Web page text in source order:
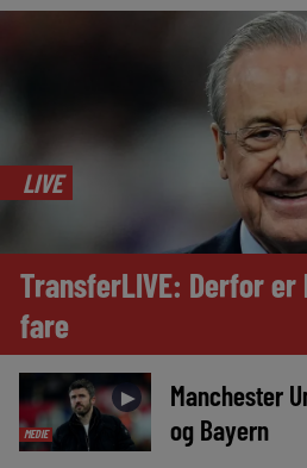
LIVE
TransferLIVE: Derfor
fare
MEDIE
►
Manchester
og Bayern